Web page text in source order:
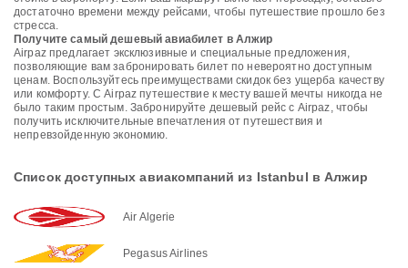
достаточно времени между рейсами, чтобы путешествие прошло без
стресса.
Получите самый дешевый авиабилет в Алжир
Airpaz предлагает эксклюзивные и специальные предложения,
позволяющие вам забронировать билет по невероятно доступным
ценам. Воспользуйтесь преимуществами скидок без ущерба качеству
или комфорту. С Airpaz путешествие к месту вашей мечты никогда не
было таким простым. Забронируйте дешевый рейс с Airpaz, чтобы
получить исключительные впечатления от путешествия и
непревзойденную экономию.
Список доступных авиакомпаний из Istanbul в Алжир
Air Algerie
Pegasus Airlines